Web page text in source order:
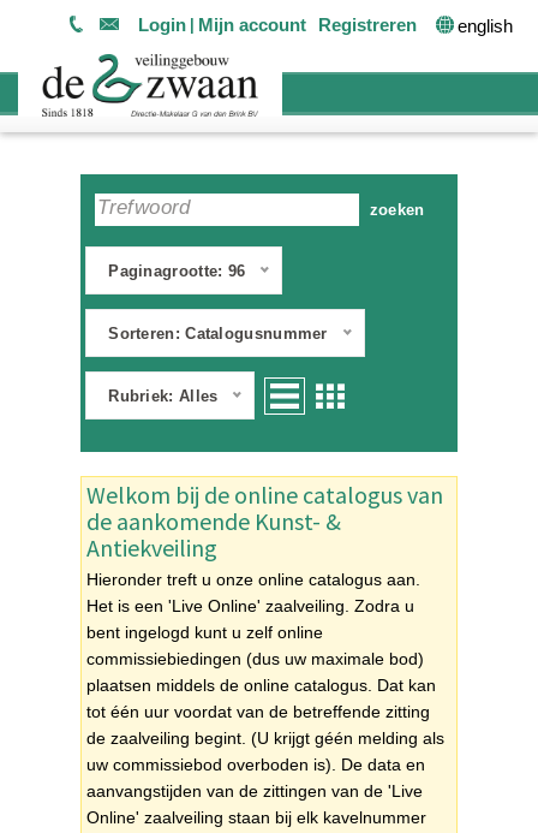
Login Mijn account Registreren english
Paginagrootte: 96
Sorteren: Catalogusnummer
Rubriek: Alles
Welkom bij de online catalogus van
de aankomende Kunst- &
Antiekveiling
Hieronder treft u onze online catalogus aan.
Het is een 'Live Online' zaalveiling. Zodra u
bent ingelogd kunt u zelf online
commissiebiedingen (dus uw maximale bod)
plaatsen middels de online catalogus. Dat kan
tot één uur voordat van de betreffende zitting
de zaalveiling begint. (U krijgt géén melding als
uw commissiebod overboden is). De data en
aanvangstijden van de zittingen van de 'Live
Online' zaalveiling staan bij elk kavelnummer